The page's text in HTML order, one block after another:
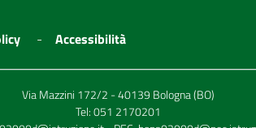
Accessibilità
Via Mazzini 172/2 - 40139 Bologna (BO)
Tel:051 2170201